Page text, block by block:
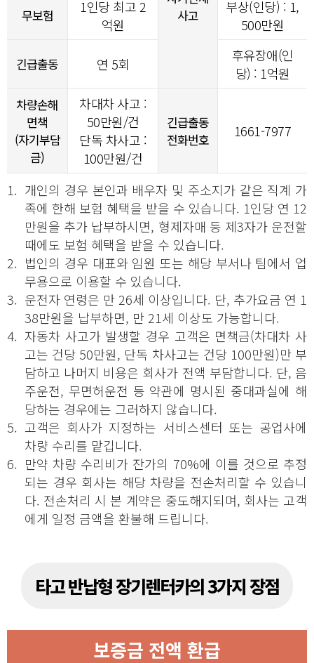
사고
무보험
1인당 최고 2
억원
부상(인당) : 1,
500만원
긴급출동 연 5회
후유장애(인
당) : 1억원
차량손해
면책
(자기부담
금)
차대차 사고 :
50만원/건
단독 차사고 :
100만원/건
긴급출동
전화번호
1661-7977
1. 개인의 경우 본인과 배우자 및 주소지가 같은 직계 가
족에 한해 보험 혜택을 받을 수 있습니다. 1인당 연 12
만원을 추가 납부하시면, 형제자매 등 제3자가 운전할
때에도 보험 혜택을 받을 수 있습니다.
2. 법인의 경우 대표와 임원 또는 해당 부서나 팀에서 업
무용으로 이용할 수 있습니다.
3. 운전자 연령은 만 26세 이상입니다. 단, 추가요금 연 1
38만원을 납부하면, 만 21세 이상도 가능합니다.
4. 자동차 사고가 발생할 경우 고객은 면책금(차대차 사
고는 건당 50만원, 단독 차사고는 건당 100만원)만 부
담하고 나머지 비용은 회사가 전액 부담합니다. 단, 음
주운전, 무면허운전 등 약관에 명시된 중대과실에 해
당하는 경우에는 그러하지 않습니다.
5. 고객은 회사가 지정하는 서비스센터 또는 공업사에
차량 수리를 맡깁니다.
6. 만약 차량 수리비가 잔가의 70%에 이를 것으로 추정
되는 경우 회사는 해당 차량을 전손처리할 수 있습니
다. 전손처리 시 본 계약은 중도해지되며, 회사는 고객
에게 일정 금액을 환불해 드립니다.
타고 반납형 장기렌터카의 3가지 장점
보증금 전액 환급